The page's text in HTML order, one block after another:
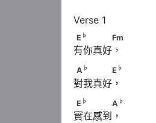
E♭ Fm
E ♭ Fm
有你真好，
A♭ E
A ♭ E ♭
對我真好，
E♭ A
E ♭ A ♭
實在感到，